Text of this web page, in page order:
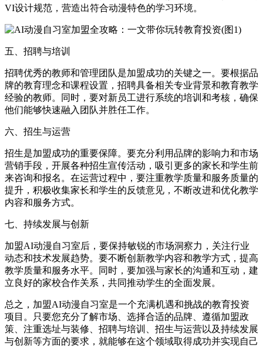
VI设计规范，营造出符合动漫特色的学习环境。
五、招聘与培训
招聘优秀的教师和管理团队是加盟成功的关键之一。要根据品
牌的教育理念和课程设置，招聘具备相关专业背景和教育教学
经验的教师。同时，要对新员工进行系统的培训和考核，确保
他们能够快速融入团队并胜任工作。
六、招生与运营
招生是加盟成功的重要保障。要充分利用品牌的影响力和市场
营销手段，开展各种招生宣传活动，吸引更多的家长和学生前
来咨询和报名。在运营过程中，要注重教学质量和服务质量的
提升，积极收集家长和学生的反馈意见，不断改进和优化教学
内容和服务方式。
七、持续发展与创新
加盟AI动漫自习室后，要保持敏锐的市场洞察力，关注行业
动态和技术发展趋势。要不断创新教学内容和教学方式，提高
教学质量和服务水平。同时，要加强与家长的沟通和互动，建
立良好的家校合作关系，共同推动学生的全面发展。
总之，加盟AI动漫自习室是一个充满机遇和挑战的教育投资
项目。只要您充分了解市场、选择合适的品牌、遵循加盟政
策、注重选址与装修、招聘与培训、招生与运营以及持续发展
与创新等方面的要求，就能够在这个领域取得成功并实现自己